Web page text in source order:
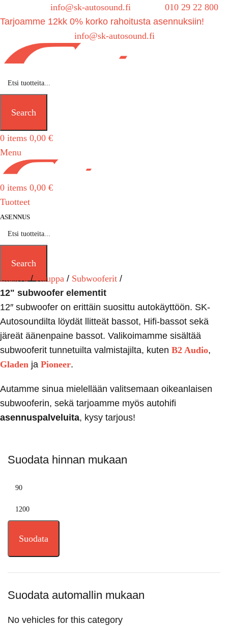
info@sk-autosound.fi
010 29 22 800
Tarjoamme 12kk 0% korko rahoitusta asennuksiin!
info@sk-autosound.fi
Search
0 items 0,00 €
Menu
0 items 0,00 €
Tuotteet
ASENNUS
Search
Etusivu
Kauppa
Subwooferit
12" subwoofer elementit
12″ subwoofer on erittäin suosittu autokäyttöön. SK-
Autosoundilta löydät llitteät bassot, Hifi-bassot sekä
järeät äänenpaine bassot. Valikoimamme sisältää
subwooferit tunnetuilta valmistajilta, kuten B2 Audio,
Gladen ja Pioneer.
Autamme sinua mielellään valitsemaan oikeanlaisen
subwooferin, sekä tarjoamme myös autohifi
asennuspalveluita, kysy tarjous!
Suodata hinnan mukaan
Suodata
Suodata automallin mukaan
No vehicles for this category